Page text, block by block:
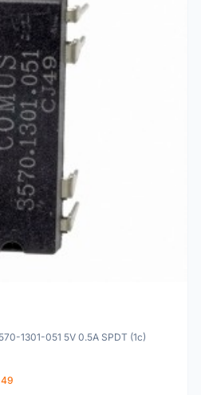
1301-051 5V 0.5A SPDT (1c)